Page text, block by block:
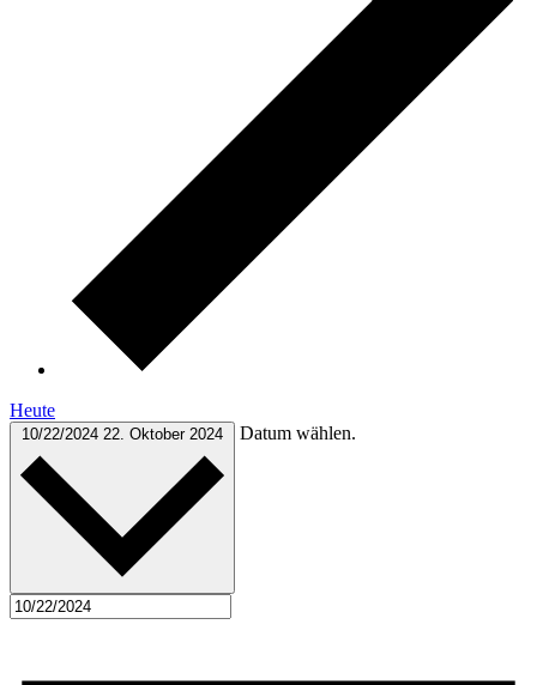
Heute
10/22/2024 22. Oktober 2024 Datum wählen.